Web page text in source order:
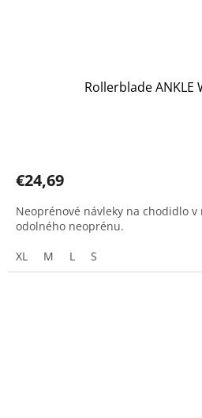
Rollerblade ANKLE
€24,69
Neoprénové návleky na chodidlo
odolného neoprénu.
XL
M L S